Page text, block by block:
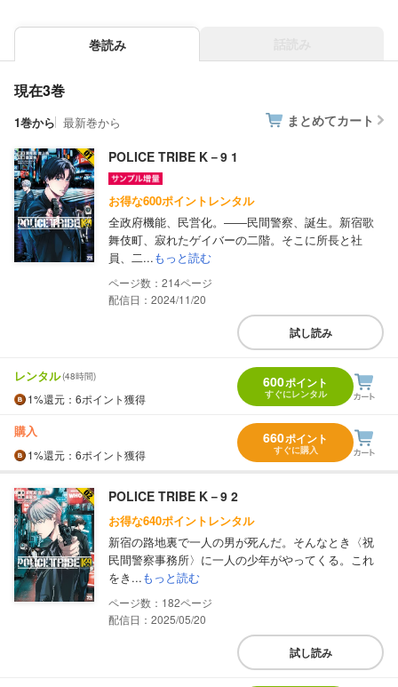
巻読み
現在3巻
1巻から 最新巻から まとめてカート
POLICE TRIBE K－9 1
お得な600ポイントレンタル
全政府機能、民営化。――民間警察、誕生。新宿歌
舞伎町、寂れたゲイバーの二階。そこに所長と社
員、二...もっと読む
214
配信日：2024/11/20
試し読み
レンタル(48時間)
1%還元 ：6ポイント獲得
600ポイント
すぐにレンタル
購入
1%還元 ：6ポイント獲得
660ポイント
すぐに購入
POLICE TRIBE K－9 2
お得な640ポイントレンタル
新宿の路地裏で一人の男が死んだ。そんなとき〈祝
民間警察事務所〉に一人の少年がやってくる。これ
をき...もっと読む
182
配信日：2025/05/20
試し読み